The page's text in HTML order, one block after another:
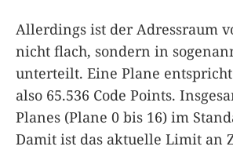
Allerdings ist der Adressraum
nicht flach, sondern in
unterteilt. Eine Plane
also 65.536 Code Points.
Planes (Plane 0 bis 16) im
Damit ist das aktuelle Limit an